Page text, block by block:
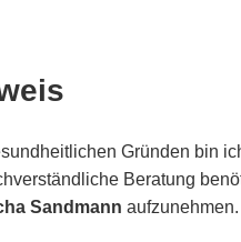
Gründen bin
Beratung
Sandmann aufzunehmen.